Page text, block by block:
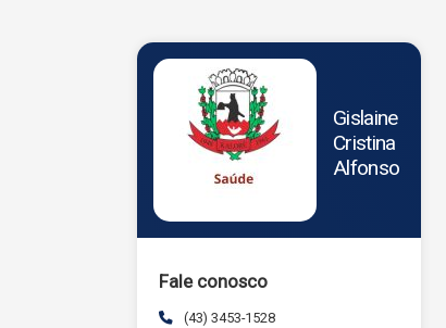
Gislaine
Cristina
Alfonso
Fale conosco
(43) 3453-1528